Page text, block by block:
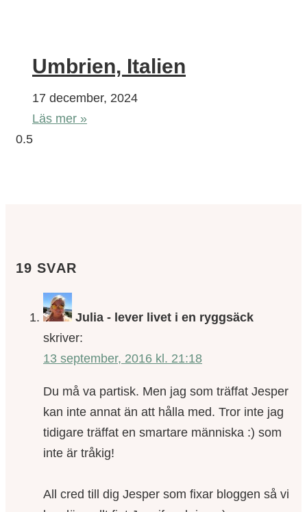
Umbrien, Italien
17 december, 2024
Läs mer »
19 SVAR
Julia - lever livet i en ryggsäck
skriver:
13 september, 2016 kl. 21:18
Du må va partisk. Men jag som träffat Jesper
kan inte annat än att hålla med. Tror inte jag
tidigare träffat en smartare människa :) som
inte är tråkig!
All cred till dig Jesper som fixar bloggen så vi